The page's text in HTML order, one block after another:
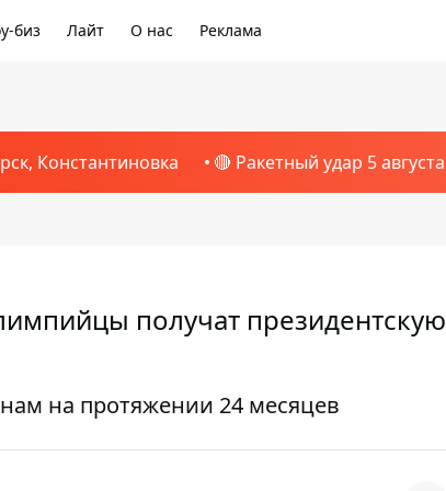
биз Лайт О нас Реклама
Константиновка 🔴 Ракетный удар 5 августа
получат президентскую
на протяжении 24 месяцев